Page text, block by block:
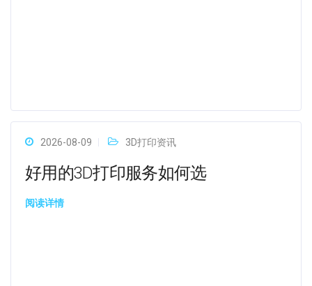
2026-08-09 3D打印资讯
好用的3D打印服务如何选
阅读详情